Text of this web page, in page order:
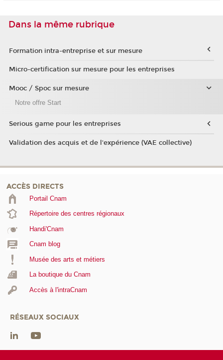
Dans la même rubrique
Formation intra-entreprise et sur mesure
Micro-certification sur mesure pour les entreprises
Mooc / Spoc sur mesure
Notre offre Start
Serious game pour les entreprises
Validation des acquis et de l'expérience (VAE collective)
ACCÈS DIRECTS
Portail Cnam
Répertoire des centres régionaux
Handi'Cnam
Cnam blog
Musée des arts et métiers
La boutique du Cnam
Accès à l'intraCnam
RÉSEAUX SOCIAUX